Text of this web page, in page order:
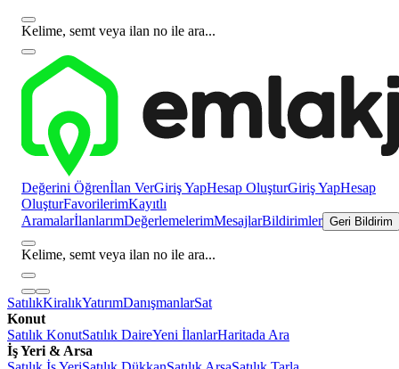
Kelime, semt veya ilan no ile ara...
Değerini Öğrenİlan VerGiriş YapHesap OluşturGiriş YapHesap
OluşturFavorilerimKayıtlı
AramalarİlanlarımDeğerlemelerimMesajlarBildirimler Geri Bildirim
Kelime, semt veya ilan no ile ara...
SatılıkKiralıkYatırımDanışmanlarSat
Konut
Satılık KonutSatılık DaireYeni İlanlarHaritada Ara
İş Yeri & Arsa